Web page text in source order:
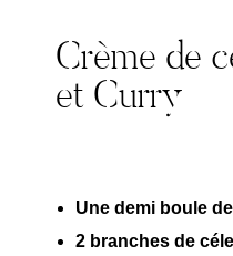
Crème de
et Curry
Une demi boule
2 branches de